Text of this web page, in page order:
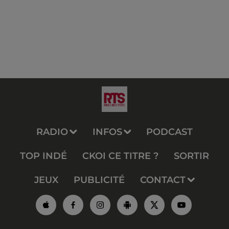
RADIO INFOS PODCAST
TOP INDÉ CKOI CE TITRE ? SORTIR
JEUX PUBLICITÉ CONTACT